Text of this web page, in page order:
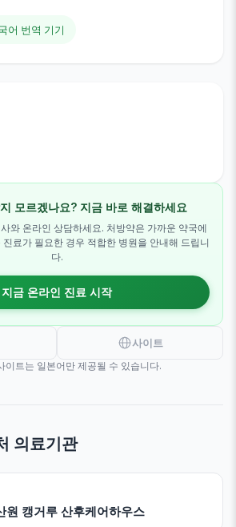
어 번역 기기
모르겠나요? 지금 바로 해결하세요
와 온라인 상담하세요. 처방약은 가까운 약국에
료가 필요한 경우 적합한 병원을 안내해 드립니
다.
지금 온라인 진료 시작
사이트
이트는 일본어만 제공될 수 있습니다.
의료기관
원 캥거루 산후케어하우스